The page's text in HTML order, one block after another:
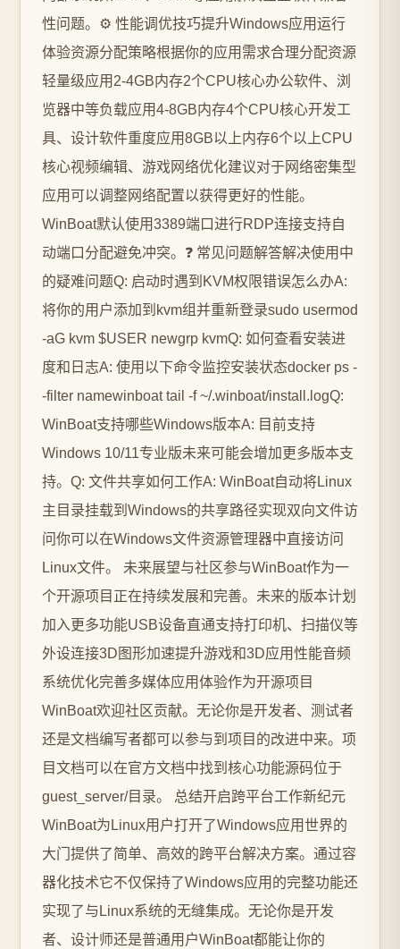
性问题。⚙️ 性能调优技巧提升Windows应用运行
体验资源分配策略根据你的应用需求合理分配资源
轻量级应用2-4GB内存2个CPU核心办公软件、浏
览器中等负载应用4-8GB内存4个CPU核心开发工
具、设计软件重度应用8GB以上内存6个以上CPU
核心视频编辑、游戏网络优化建议对于网络密集型
应用可以调整网络配置以获得更好的性能。
WinBoat默认使用3389端口进行RDP连接支持自
动端口分配避免冲突。❓ 常见问题解答解决使用中
的疑难问题Q: 启动时遇到KVM权限错误怎么办A:
将你的用户添加到kvm组并重新登录sudo usermod
-aG kvm $USER newgrp kvmQ: 如何查看安装进
度和日志A: 使用以下命令监控安装状态docker ps -
-filter namewinboat tail -f ~/.winboat/install.logQ:
WinBoat支持哪些Windows版本A: 目前支持
Windows 10/11专业版未来可能会增加更多版本支
持。Q: 文件共享如何工作A: WinBoat自动将Linux
主目录挂载到Windows的共享路径实现双向文件访
问你可以在Windows文件资源管理器中直接访问
Linux文件。 未来展望与社区参与WinBoat作为一
个开源项目正在持续发展和完善。未来的版本计划
加入更多功能USB设备直通支持打印机、扫描仪等
外设连接3D图形加速提升游戏和3D应用性能音频
系统优化完善多媒体应用体验作为开源项目
WinBoat欢迎社区贡献。无论你是开发者、测试者
还是文档编写者都可以参与到项目的改进中来。项
目文档可以在官方文档中找到核心功能源码位于
guest_server/目录。 总结开启跨平台工作新纪元
WinBoat为Linux用户打开了Windows应用世界的
大门提供了简单、高效的跨平台解决方案。通过容
器化技术它不仅保持了Windows应用的完整功能还
实现了与Linux系统的无缝集成。无论你是开发
者、设计师还是普通用户WinBoat都能让你的